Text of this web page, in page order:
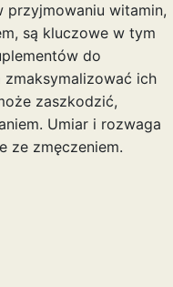
przyjmowaniu witamin,
są kluczowe w tym
do
ich
zaszkodzić,
Umiar i rozwaga
ze zmęczeniem.